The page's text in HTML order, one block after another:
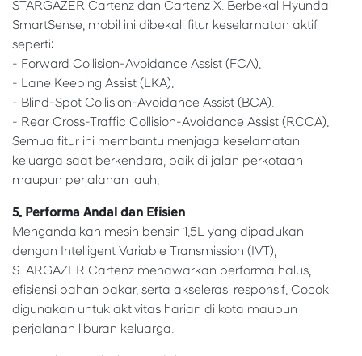
STARGAZER Cartenz dan Cartenz X. Berbekal Hyundai
SmartSense, mobil ini dibekali fitur keselamatan aktif
seperti:
- Forward Collision-Avoidance Assist (FCA).
- Lane Keeping Assist (LKA).
- Blind-Spot Collision-Avoidance Assist (BCA).
- Rear Cross-Traffic Collision-Avoidance Assist (RCCA).
Semua fitur ini membantu menjaga keselamatan
keluarga saat berkendara, baik di jalan perkotaan
maupun perjalanan jauh.
5. Performa Andal dan Efisien
Mengandalkan mesin bensin 1.5L yang dipadukan
dengan Intelligent Variable Transmission (IVT),
STARGAZER Cartenz menawarkan performa halus,
efisiensi bahan bakar, serta akselerasi responsif. Cocok
digunakan untuk aktivitas harian di kota maupun
perjalanan liburan keluarga.